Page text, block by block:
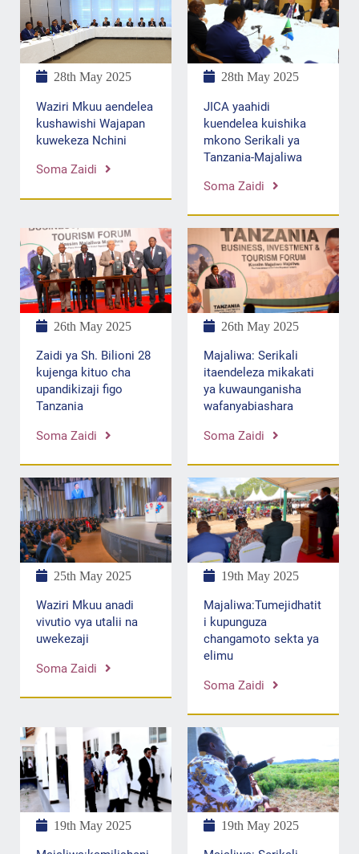
28th May 2025
Waziri Mkuu aendelea
kushawishi Wajapan
kuwekeza Nchini
Soma Zaidi
28th May 2025
JICA yaahidi
kuendelea kuishika
mkono Serikali ya
Tanzania-Majaliwa
Soma Zaidi
26th May 2025
Zaidi ya Sh. Bilioni 28
kujenga kituo cha
upandikizaji figo
Tanzania
Soma Zaidi
26th May 2025
Majaliwa: Serikali
itaendeleza mikakati
ya kuwaunganisha
wafanyabiashara
Soma Zaidi
25th May 2025
Waziri Mkuu anadi
vivutio vya utalii na
uwekezaji
Soma Zaidi
19th May 2025
Majaliwa:Tumejidhatit
i kupunguza
changamoto sekta ya
elimu
Soma Zaidi
19th May 2025 19th May 2025